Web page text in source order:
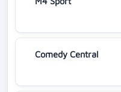
Comedy Central